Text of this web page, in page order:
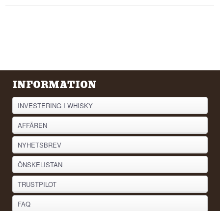
50 cl.
Övrigt: ISH Spirits är ett danskt företag. Det
grundades av Morten Sørensen 2018 med målet
att skapa alkoholfria alternativ till klassiska
spritsorter som rom, gin och andra drycker.
INFORMATION
INVESTERING I WHISKY
AFFÄREN
NYHETSBREV
ÖNSKELISTAN
TRUSTPILOT
FAQ